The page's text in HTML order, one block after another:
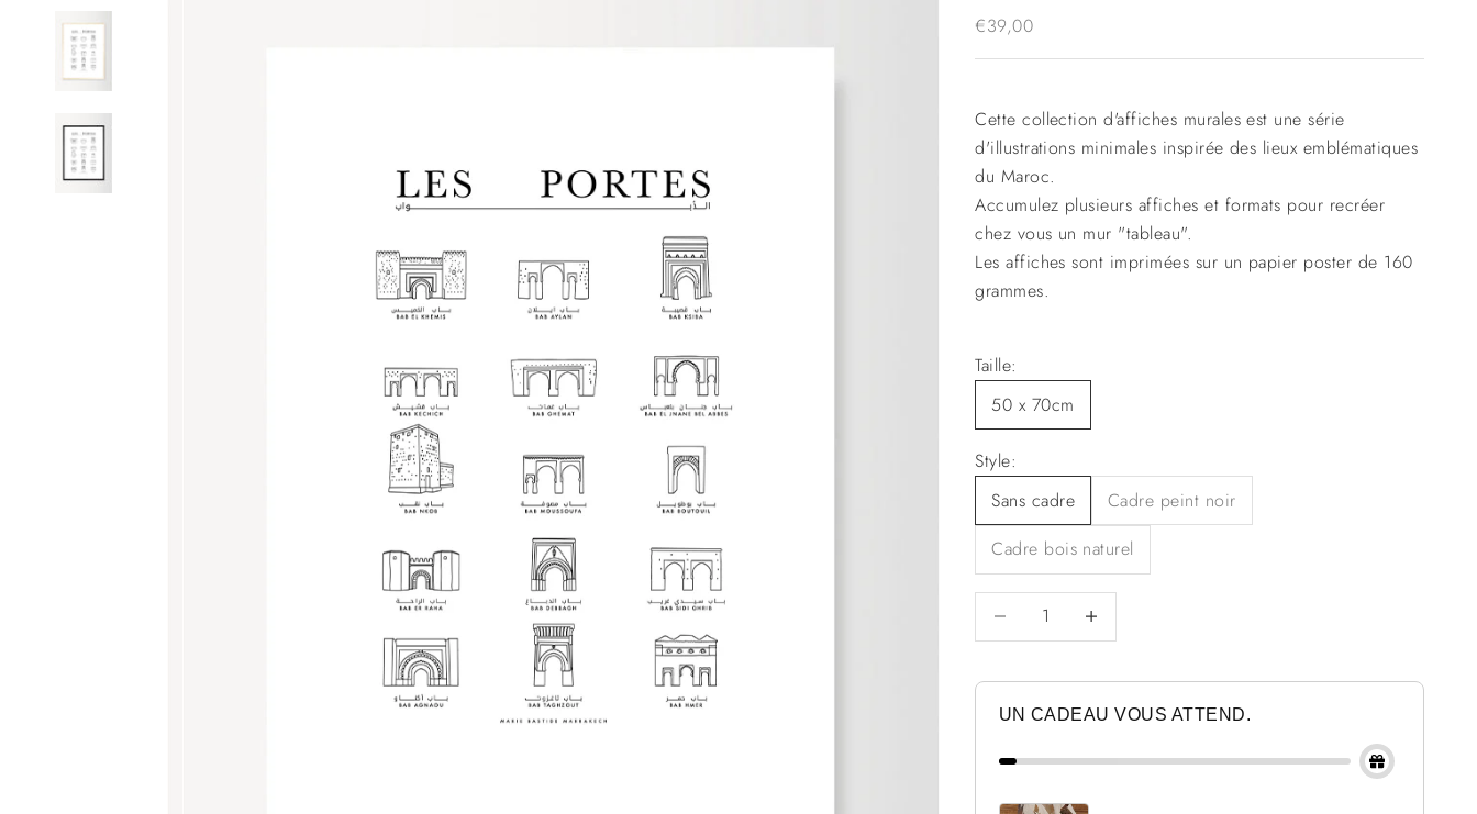
Prix de vente
€39,00
Cette collection d'affiches murales est une série
d'illustrations minimales inspirée des lieux emblématiques
du Maroc.
Accumulez plusieurs affiches et formats pour recréer
chez vous un mur "tableau".
Les affiches sont imprimées sur un papier poster de 160
grammes.
Taille:
50 x 70cm
Style:
Sans cadre
Cadre peint noir
Cadre bois naturel
Diminuer la quantitéDiminuer la quantité
UN CADEAU VOUS ATTEND.